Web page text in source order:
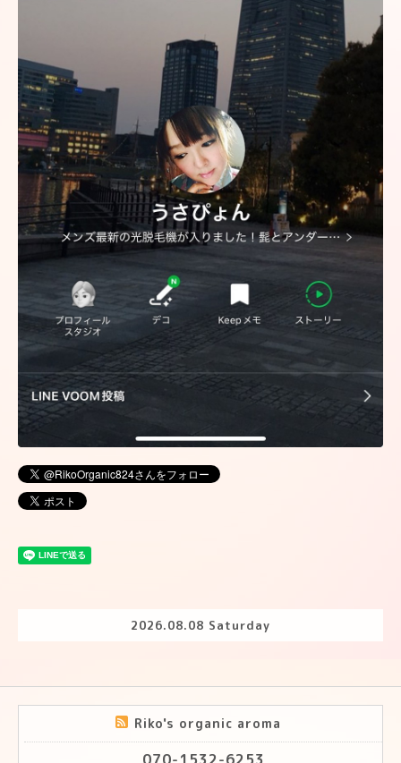
2026.08.08 Saturday
Riko's organic aroma